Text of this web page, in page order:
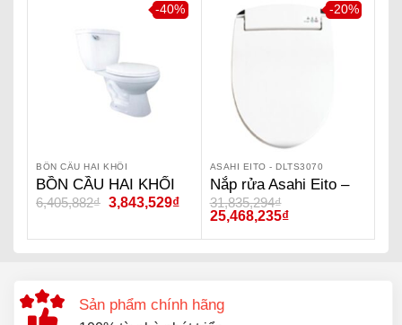
-40%
BỒN CẦU HAI KHỐI
BỒN CẦU HAI KHỐI
ASAHI EITO – VA057S
6,405,882₫ 3,843,529₫
-20%
ASAHI EITO - DLTS3070
Nắp rửa Asahi Eito –
DLTS3070
31,835,294₫
25,468,235₫
Sản phẩm chính hãng